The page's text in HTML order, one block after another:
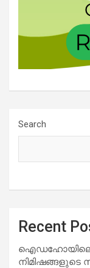
Search
Recent
ഐഡഹോയിലെ
നിമിഷങ്ങളുടെ